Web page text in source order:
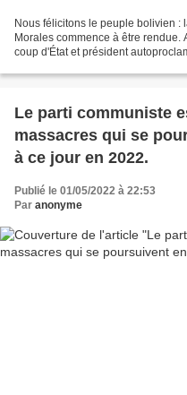
Nous félicitons le peuple bolivien :
Morales commence à être rendue.
coup d'État et président
Le parti communiste
massacres qui se
à ce jour en 2022.
Publié le 01/05/2022 à 22:53
Par anonyme